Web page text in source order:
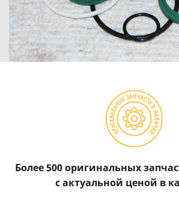
Более 500 оригинальных
с актуальной ценой в